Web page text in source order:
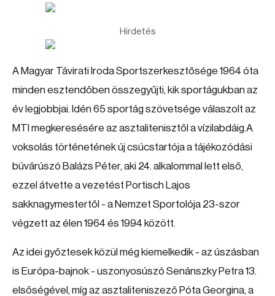
Hirdetés
A Magyar Távirati Iroda Sportszerkesztősége 1964 óta
minden esztendőben összegyűjti, kik sportágukban az
év legjobbjai. Idén 65 sportág szövetsége válaszolt az
MTI megkeresésére az asztalitenisztől a vízilabdáig.A
voksolás történetének új csúcstartója a tájékozódási
búvárúszó Balázs Péter, aki 24. alkalommal lett első,
ezzel átvette a vezetést Portisch Lajos
sakknagymestertől - a Nemzet Sportolója 23-szor
végzett az élen 1964 és 1994 között.
Az idei győztesek közül még kiemelkedik - az úszásban
is Európa-bajnok - uszonyosúszó Senánszky Petra 13.
elsőségével, míg az asztaliteniszező Póta Georgina, a